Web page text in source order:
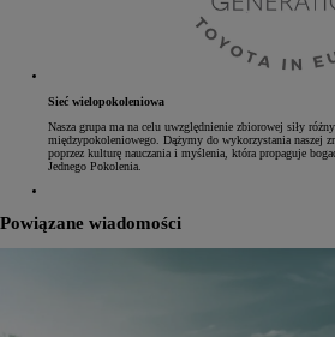
Sieć wielopokoleniowa
Nasza grupa ma na celu uwzględnienie zbiorowej siły
międzypokoleniowego. Dążymy do wykorzystania naszej
poprzez kulturę nauczania i myślenia, która propaguje
Jednego Pokolenia.
Powiązane wiadomości